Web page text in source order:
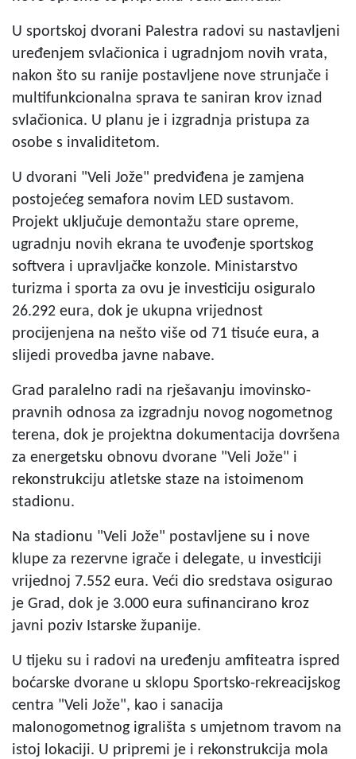
U sportskoj dvorani Palestra radovi su nastavljeni
uređenjem svlačionica i ugradnjom novih vrata,
nakon što su ranije postavljene nove strunjače i
multifunkcionalna sprava te saniran krov iznad
svlačionica. U planu je i izgradnja pristupa za
osobe s invaliditetom.
U dvorani "Veli Jože" predviđena je zamjena
postojećeg semafora novim LED sustavom.
Projekt uključuje demontažu stare opreme,
ugradnju novih ekrana te uvođenje sportskog
softvera i upravljačke konzole. Ministarstvo
turizma i sporta za ovu je investiciju osiguralo
26.292 eura, dok je ukupna vrijednost
procijenjena na nešto više od 71 tisuće eura, a
slijedi provedba javne nabave.
Grad paralelno radi na rješavanju imovinsko-
pravnih odnosa za izgradnju novog nogometnog
terena, dok je projektna dokumentacija dovršena
za energetsku obnovu dvorane "Veli Jože" i
rekonstrukciju atletske staze na istoimenom
stadionu.
Na stadionu "Veli Jože" postavljene su i nove
klupe za rezervne igrače i delegate, u investiciji
vrijednoj 7.552 eura. Veći dio sredstava osigurao
je Grad, dok je 3.000 eura sufinancirano kroz
javni poziv Istarske županije.
U tijeku su i radovi na uređenju amfiteatra ispred
boćarske dvorane u sklopu Sportsko-rekreacijskog
centra "Veli Jože", kao i sanacija
malonogometnog igrališta s umjetnom travom na
istoj lokaciji. U pripremi je i rekonstrukcija mola